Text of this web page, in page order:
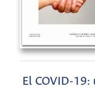
El COVID-